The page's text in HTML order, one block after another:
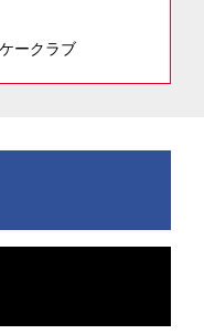
ークラブ